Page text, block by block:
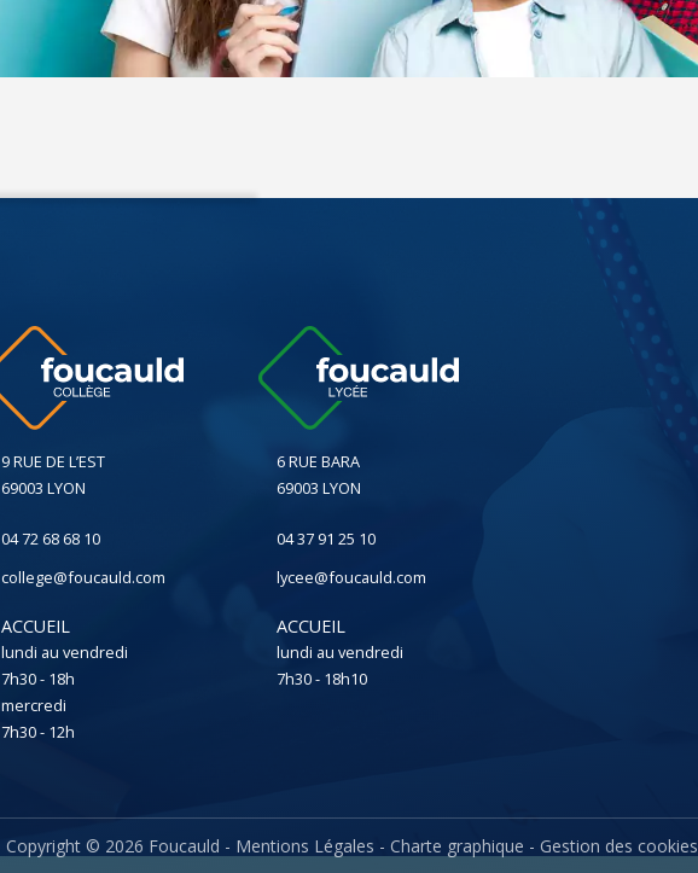
9 RUE DE L’EST
69003 LYON
04 72 68 68 10
college@foucauld.com
ACCUEIL
lundi au vendredi
7h30 - 18h
mercredi
7h30 - 12h
6 RUE BARA
69003 LYON
04 37 91 25 10
lycee@foucauld.com
ACCUEIL
lundi au vendredi
7h30 - 18h10
Copyright © 2026 Foucauld - Mentions Légales - Charte graphique - Gestion des cookies